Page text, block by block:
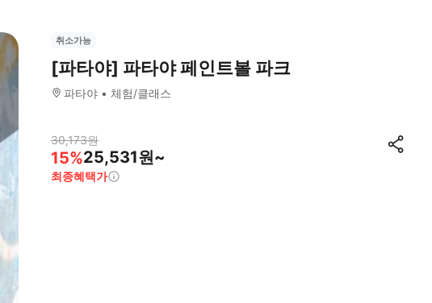
취소가능
[파타야] 파타야 페인트볼 파크
파타야 체험/클래스
30,173원
15%25,531원~
최종혜택가